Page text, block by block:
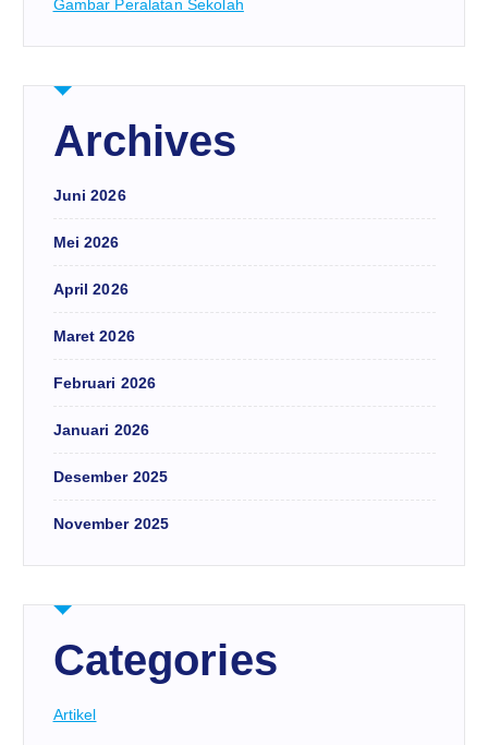
Gambar Peralatan Sekolah
Archives
Juni 2026
Mei 2026
April 2026
Maret 2026
Februari 2026
Januari 2026
Desember 2025
November 2025
Categories
Artikel